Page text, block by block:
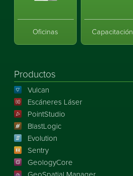
Oficinas Capacitación
Productos
Vulcan
Escáneres Láser
PointStudio
BlastLogic
Evolution
Sentry
GeologyCore